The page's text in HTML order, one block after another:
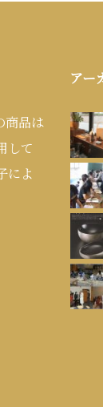
商品は
して
によ
アー